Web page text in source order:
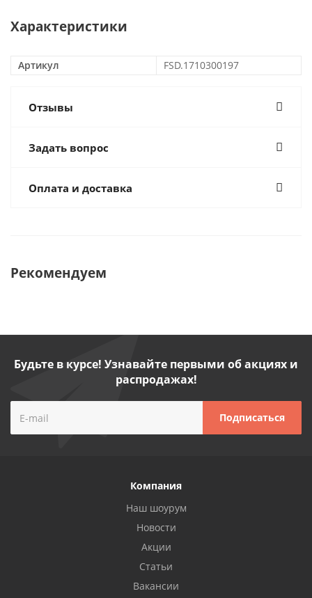
Характеристики
Артикул FSD.1710300197
Отзывы
Задать вопрос
Оплата и доставка
Рекомендуем
Будьте в курсе! Узнавайте первыми об акциях и
распродажах!
Компания
Наш шоурум
Новости
Акции
Статьи
Вакансии